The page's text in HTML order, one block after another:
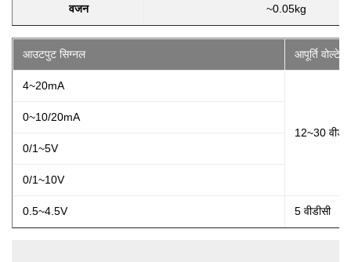
वजन ~0.05kg
आउटपुट सिग्नल आपूर्ति वोल्टेज
4~20mA
12~30
0~10/20mA
0/1~5V
0/1~10V
0.5~4.5V 5 वीडीसी